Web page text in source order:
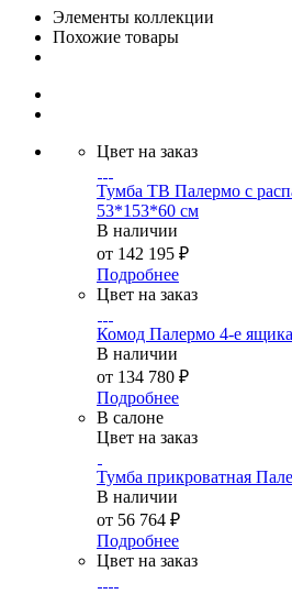
Элементы коллекции
Похожие товары
Цвет на заказ
Тумба ТВ Палермо с
53*153*60 см
В наличии
от 142 195 ₽
Подробнее
Цвет на заказ
Комод Палермо 4-е
В наличии
от 134 780 ₽
Подробнее
В салоне
Цвет на заказ
Тумба прикроватная
В наличии
от 56 764 ₽
Подробнее
Цвет на заказ